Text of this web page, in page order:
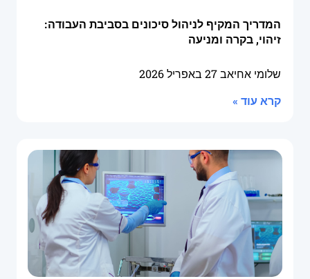
המדריך המקיף לניהול סיכונים בסביבת העבודה:
זיהוי, בקרה ומניעה
שלומי אחיאב27 באפריל 2026
קרא עוד »